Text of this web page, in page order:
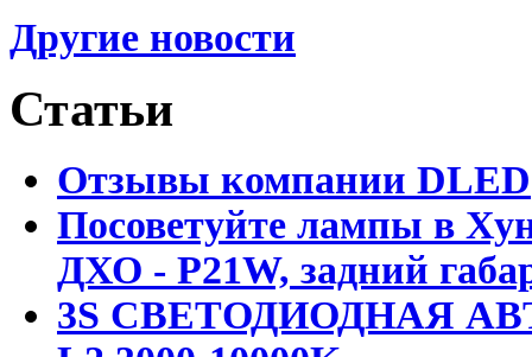
Другие новости
Статьи
Отзывы компании DLED
Посоветуйте лампы в
ДХО - P21W, задний
3S СВЕТОДИОДНАЯ